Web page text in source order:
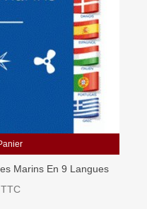
Marins En 9 Langues
TTC